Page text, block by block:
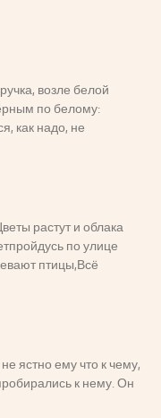
возле белой
по белому:
как надо, не
растут и облака
по улице
птицы,Всё
ястно ему что к чему,
к нему. Он